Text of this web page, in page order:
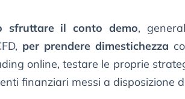
sfruttare il conto demo,
per prendere dimestichezza
online, testare le proprie
finanziari messi a disposizione